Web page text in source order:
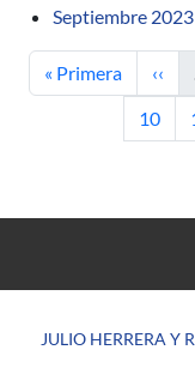
Septiembre 2023
Primera página
« Primera ‹‹
Página
10
JULIO HERRERA Y